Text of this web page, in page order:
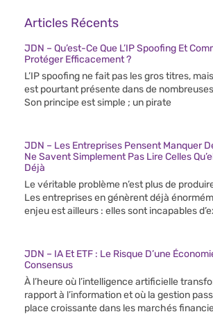
Articles Récents
JDN – Qu’est-Ce Que L’IP Spoofing Et
Protéger Efficacement ?
L’IP spoofing ne fait pas les gros titres,
est pourtant présente dans de
Son principe est simple ; un pirate
JDN – Les Entreprises Pensent Manquer
Ne Savent Simplement Pas Lire Celles
Déjà
Le véritable problème n’est plus de
Les entreprises en génèrent déjà
enjeu est ailleurs : elles sont incapables
JDN – IA Et ETF : Le Risque D’une
Consensus
À l’heure où l’intelligence artificielle
rapport à l’information et où la gestion
place croissante dans les marchés